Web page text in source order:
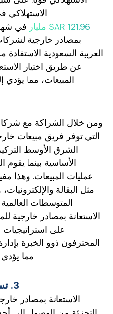
الاستهلاكي
SAR 121.96 مليار
بمصادر خارجية
العربية السعودية
عن طريق اختيار
المبيعات، مما
ومن خلال الشراكة مع
التي توفر فريق مبيعات
الشرق الأوسط
الأساسية بينما يقوم
عمليات المبيعات.
مثل البقالة
المتوسطات
الاستعانة بمصادر خارجية
على استراتيجيات
المحترفون ذوو الخبرة
مما يؤدي
3. تسخير التكنولوجيا والابتكار
الاستعانة بمصادر